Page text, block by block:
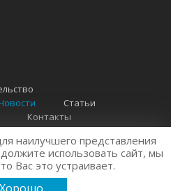
Статьи
Контакты
права защищеныПолитика
наилучшего представления
использовать сайт, мы
Вас это устраивает.